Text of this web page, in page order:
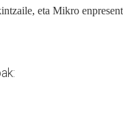
eta Mikro